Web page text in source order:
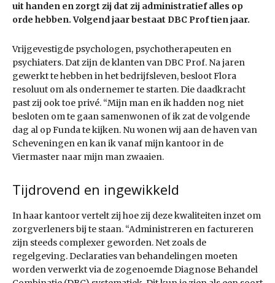
uit handen en zorgt zij dat zij administratief alles op
orde hebben. Volgend jaar bestaat DBC Prof tien jaar.
Vrijgevestigde psychologen, psychotherapeuten en
psychiaters. Dat zijn de klanten van DBC Prof. Na jaren
gewerkt te hebben in het bedrijfsleven, besloot Flora
resoluut om als ondernemer te starten. Die daadkracht
past zij ook toe privé. “Mijn man en ik hadden nog niet
besloten om te gaan samenwonen of ik zat de volgende
dag al op Funda te kijken. Nu wonen wij aan de haven van
Scheveningen en kan ik vanaf mijn kantoor in de
Viermaster naar mijn man zwaaien.
Tijdrovend en ingewikkeld
In haar kantoor vertelt zij hoe zij deze kwaliteiten inzet om
zorgverleners bij te staan. “Administreren en factureren
zijn steeds complexer geworden. Net zoals de
regelgeving. Declaraties van behandelingen moeten
worden verwerkt via de zogenoemde Diagnose Behandel